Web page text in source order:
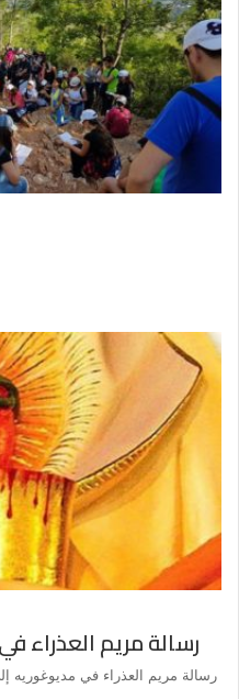
رسالة مريم العذراء في